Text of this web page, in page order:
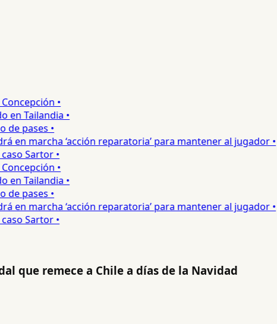
•
Tailandia •
pases •
marcha ‘acción reparatoria’ para mantener al jugador •
Sartor •
•
Tailandia •
pases •
marcha ‘acción reparatoria’ para mantener al jugador •
Sartor •
que remece a Chile a días de la Navidad